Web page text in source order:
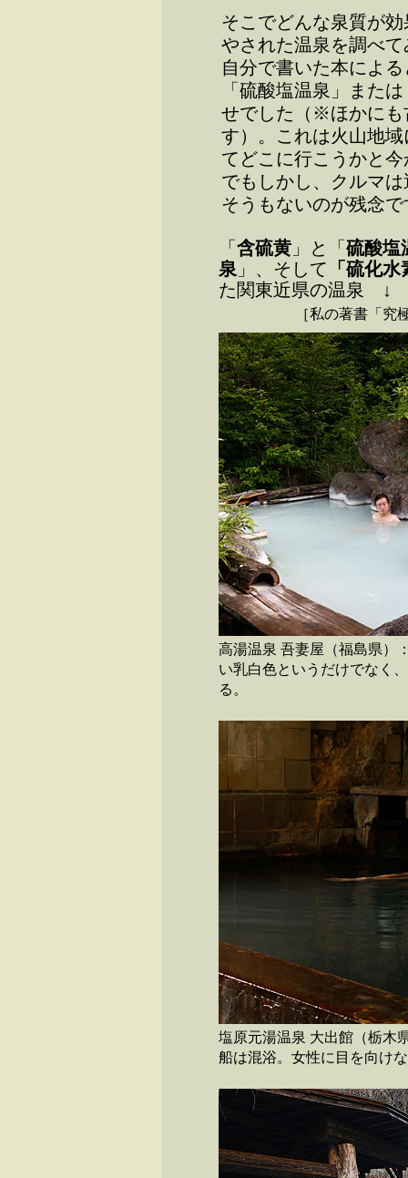
そこでどんな泉質が
やされた温泉を調べ
自分で書いた本によ
「硫酸塩温泉」また
せでした（※ほかにも
す）。これは火山地
てどこに行こうかと
でもしかし、クルマ
そうもないのが残念
「 含硫黄 」と「 硫酸塩
泉 」、そして 「硫化
た関東近県の温泉 ↓
［私の著書「究
高湯温泉 吾妻屋（福島県）
い乳白色というだけでなく
る。
塩原元湯温泉 大出館（栃木
船は混浴。女性に目を向け